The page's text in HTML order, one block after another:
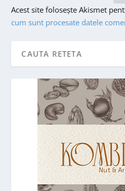
Acest site folosește Akismet
cum sunt procesate datele